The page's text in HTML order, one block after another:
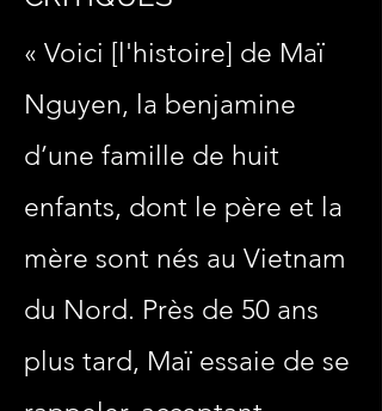
« Voici [l'histoire] de Maï
Nguyen, la benjamine
d’une famille de huit
enfants, dont le père et la
mère sont nés au Vietnam
du Nord. Près de 50 ans
plus tard, Maï essaie de se